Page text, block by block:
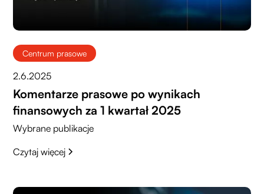
Centrum prasowe
2.6.2025
Komentarze prasowe po wynikach
finansowych za 1 kwartał 2025
Wybrane publikacje
Czytaj więcej